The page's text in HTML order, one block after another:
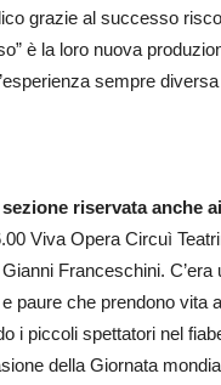
grazie al successo
è la loro nuova
sempre
sezione riservata anche
Viva Opera Circuì
Franceschini.
paure che prendono vita
i piccoli spettatori nel
della Giornata